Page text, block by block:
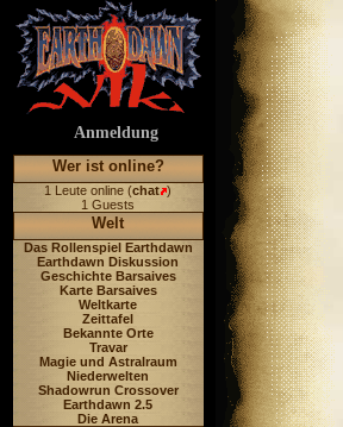
Anmeldung
Wer ist online?
1 Leute online (chat )
1 Guests
Welt
Das Rollenspiel Earthdawn
Earthdawn Diskussion
Geschichte Barsaives
Karte Barsaives
Weltkarte
Zeittafel
Bekannte Orte
Travar
Magie und Astralraum
Niederwelten
Shadowrun Crossover
Earthdawn 2.5
Die Arena